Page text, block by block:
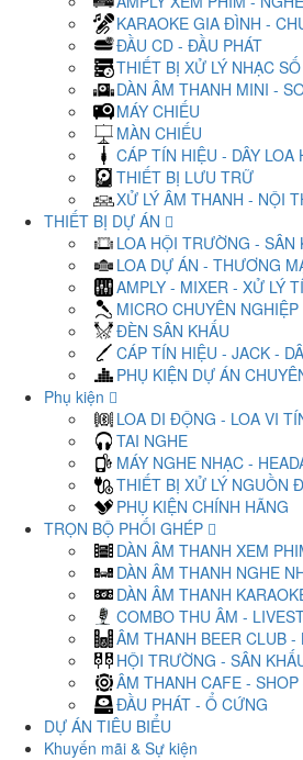
KARAOKE GIA ĐÌNH -
ĐẦU CD - ĐẦU PHÁT
THIẾT BỊ XỬ LÝ NHẠC SỐ
DÀN ÂM THANH MINI -
MÁY CHIẾU
MÀN CHIẾU
CÁP TÍN HIỆU - DÂY LOA
THIẾT BỊ LƯU TRỮ
XỬ LÝ ÂM THANH - NỘI
THIẾT BỊ DỰ ÁN
LOA HỘI TRƯỜNG - SÂN
LOA DỰ ÁN - THƯƠNG
AMPLY - MIXER - XỬ LÝ
MICRO CHUYÊN NGHIỆP
ĐÈN SÂN KHẤU
CÁP TÍN HIỆU - JACK -
PHỤ KIỆN DỰ ÁN
Phụ kiện
LOA DI ĐỘNG - LOA VI
TAI NGHE
MÁY NGHE NHẠC -
THIẾT BỊ XỬ LÝ NGUỒN
PHỤ KIỆN CHÍNH HÃNG
TRỌN BỘ PHỐI GHÉP
DÀN ÂM THANH XEM
DÀN ÂM THANH NGHE
DÀN ÂM THANH
COMBO THU ÂM -
ÂM THANH BEER CLUB -
HỘI TRƯỜNG - SÂN
ÂM THANH CAFE -
ĐẦU PHÁT - Ổ CỨNG
DỰ ÁN TIÊU BIỂU
Khuyến mãi & Sự kiện